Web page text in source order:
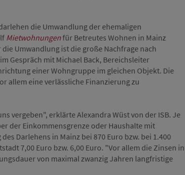
die Umwandlung der ehemaligen
Mietwohnungenfür Betreutes Wohnen in Mainz
Umwandlung ist die große Nachfrage nach
Gespräch mit Michael Back, Bereichsleiter
einer Wohngruppe im gleichen Objekt. Die
allem eine verlässliche Finanzierung zu
vergeben", erklärte Alexandra Wüst von der ISB. Je
der Einkommensgrenze oder Haushalte mit
Darlehens in Mainz bei 870 Euro bzw. bei 1.400
7,00 Euro bzw. 6,00 Euro. "Vor allem die Zinsen in
von maximal zwanzig Jahren langfristige